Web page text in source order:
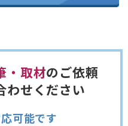
・取材のご依頼
わせください
可能です